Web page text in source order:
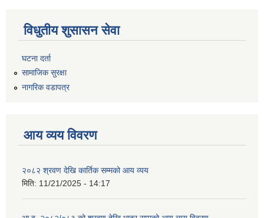
विधुतीय शुसासन सेवा
घटना दर्ता
सामाजिक सुरक्षा
नागरिक वडापत्र
आय व्यय विवरण
२०८२ श्रवण देखि कार्तिक सम्मको आय व्यय
मिति: 11/21/2025 - 14:17